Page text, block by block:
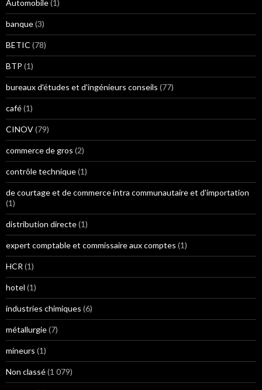
Automobile(1)
banque(3)
BETIC (78)
BTP (1)
bureaux d'études et d'ingénieurs conseils (77)
café(1)
CINOV(79)
commerce de gros (2)
contrôle technique(1)
de courtage et de commerce intra communautaire et d'importation
(1)
distribution directe(1)
expert comptable et commissaire aux comptes (1)
HCR (1)
hotel (1)
industries chimiques (6)
métallurgie(7)
mineurs (1)
Non classé(1 079)